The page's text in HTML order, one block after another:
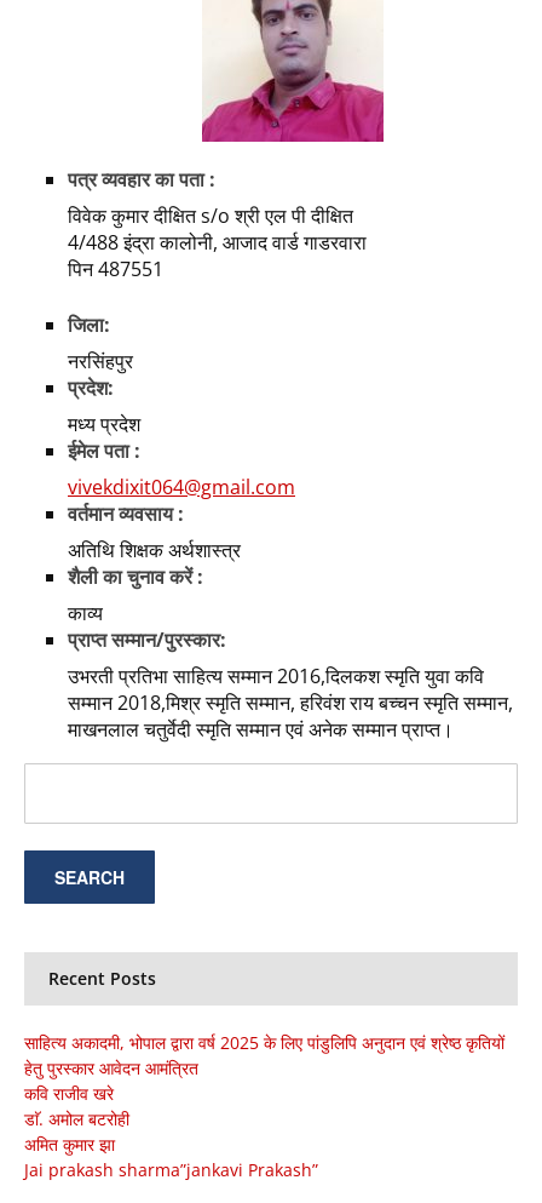
पत्र व्यवहार का पता :
विवेक कुमार दीक्षित s/o श्री एल पी दीक्षित
4/488 इंद्रा कालोनी, आजाद वार्ड गाडरवारा
पिन 487551
जिला:
नरसिंहपुर
प्रदेश:
मध्य प्रदेश
ईमेल पता :
vivekdixit064@gmail.com
वर्तमान व्यवसाय :
अतिथि शिक्षक अर्थशास्त्र
शैली का चुनाव करें :
काव्य
प्राप्त सम्मान/पुरस्कार:
उभरती प्रतिभा साहित्य सम्मान 2016,दिलकश स्मृति युवा कवि
सम्मान 2018,मिश्र स्मृति सम्मान, हरिवंश राय बच्चन स्मृति सम्मान,
माखनलाल चतुर्वेदी स्मृति सम्मान एवं अनेक सम्मान प्राप्त।
Recent Posts
साहित्य अकादमी, भोपाल द्वारा वर्ष 2025 के लिए पांडुलिपि अनुदान एवं श्रेष्ठ कृतियों
हेतु पुरस्कार आवेदन आमंत्रित
कवि राजीव खरे
डाॅ. अमोल बटरोही
अमित कुमार झा
Jai prakash sharma”jankavi Prakash”